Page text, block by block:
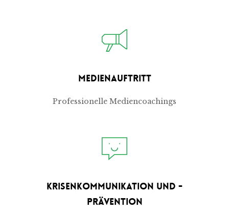
Medienauftritt
Professionelle Mediencoachings
Krisenkommunikation und -
prävention